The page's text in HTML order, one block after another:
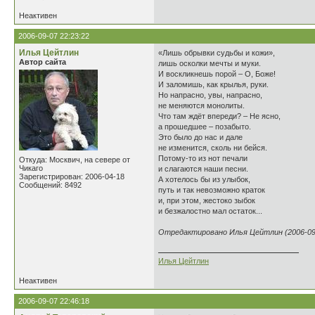
Неактивен
2006-09-07 22:23:22
Илья Цейтлин
Автор сайта
Откуда: Москвич, на севере от
Чикаго
Зарегистрирован: 2006-04-18
Сообщений: 8492
«Лишь обрывки судьбы и кожи»,
лишь осколки мечты и муки.
И воскликнешь порой – О, Боже!
И заломишь, как крылья, руки.
Но напрасно, увы, напрасно,
не меняются монолиты.
Что там ждёт впереди? – Не ясно,
а прошедшее – позабыто.
Это было до нас и дале
не изменится, сколь ни бейся.
Потому-то из нот печали
и слагаются наши песни.
А хотелось бы из улыбок,
путь и так невозможно краток
и, при этом, жестоко зыбок
и безжалостно мал остаток...
Отредактировано Илья Цейтлин (2006-
Илья Цейтлин
Неактивен
2006-09-07 22:46:18